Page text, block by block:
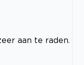
aan te raden.